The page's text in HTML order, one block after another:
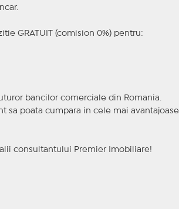
GRATUIT (comision 0%) pentru:
bancilor comerciale din Romania.
sa poata cumpara in cele mai avantajoase
consultantului Premier Imobiliare!